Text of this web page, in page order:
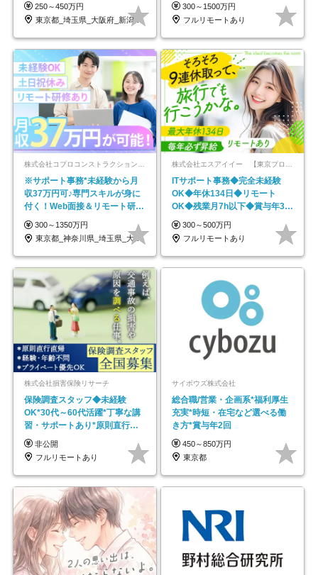
250～450万円
東京都_埼玉県_大阪府_新潟県_福岡県
300～1500万円
フルリモートあり
※サポート事務*未経験から月
収37万円可♪専門スキルが身に
付く！Web面接＆リモート研修
も充実♪/a
300～1350万円
東京都_神奈川県_埼玉県_大阪府_愛知県…
ITサポート事務◆完全未経験
OK◆年休134日◆リモート
OK◆残業月7h以下◆賞与年3回
◆5年目まで必ず昇給
300～500万円
フルリモートあり
株式会社損害保険リサーチ
保険調査スタッフ◆未経験
OK*30代～60代活躍*丁寧な講
習・サポートあり*原則直行直
帰／全国募集・業務委託
非公開
フルリモートあり
サイボウズ株式会社
総合職/営業・企画系*福利厚生
充実*時短・在宅など選べる働
き方*賞与年2回
450～850万円
東京都